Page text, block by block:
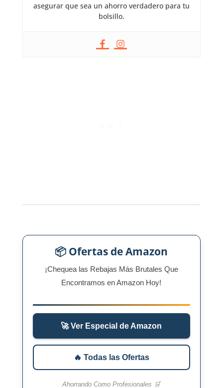
asegurar que sea un ahorro verdadero para tu
bolsillo.
📦 Ofertas de Amazon
¡Chequea las Rebajas Más Brutales Que
Encontramos en Amazon Hoy!
🚀 Ver Especial de Amazon
🔥 Todas las Ofertas
Ahorrando Como Profesionales 🛒